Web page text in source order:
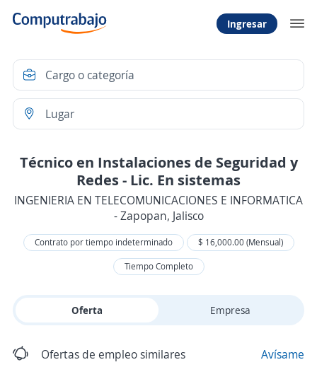
Ingresar
Técnico en Instalaciones de Seguridad y
Redes - Lic. En sistemas
INGENIERIA EN TELECOMUNICACIONES E INFORMATICA
- Zapopan, Jalisco
Contrato por tiempo indeterminado
$ 16,000.00 (Mensual)
Tiempo Completo
Oferta Empresa
Ofertas de empleo similares Avísame